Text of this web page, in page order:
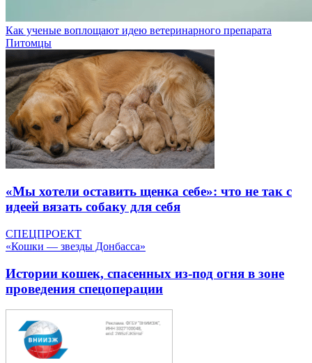
Как ученые воплощают идею ветеринарного препарата
Питомцы
«Мы хотели оставить щенка себе»: что не так с
идеей вязать собаку для себя
СПЕЦПРОЕКТ
«Кошки — звезды Донбасса»
Истории кошек, спасенных из-под огня в зоне
проведения спецоперации